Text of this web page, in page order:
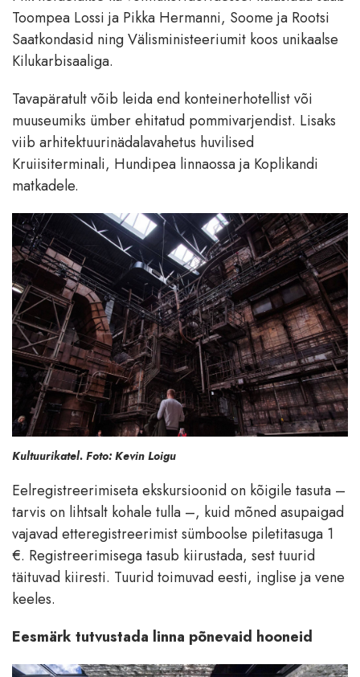
Toompea Lossi ja Pikka Hermanni, Soome ja Rootsi
Saatkondasid ning Välisministeeriumit koos unikaalse
Kilukarbisaaliga.
Tavapäratult võib leida end konteinerhotellist või
muuseumiks ümber ehitatud pommivarjendist. Lisaks
viib arhitektuurinädalavahetus huvilised
Kruiisiterminali, Hundipea linnaossa ja Koplikandi
matkadele.
Kultuurikatel. Foto: Kevin Loigu
Eelregistreerimiseta ekskursioonid on kõigile tasuta –
tarvis on lihtsalt kohale tulla –, kuid mõned asupaigad
vajavad etteregistreerimist sümboolse piletitasuga 1
€. Registreerimisega tasub kiirustada, sest tuurid
täituvad kiiresti. Tuurid toimuvad eesti, inglise ja vene
keeles.
Eesmärk tutvustada linna põnevaid hooneid